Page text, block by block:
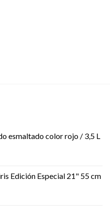
esmaltado color rojo / 3,5 L
Edición Especial 21" 55 cm